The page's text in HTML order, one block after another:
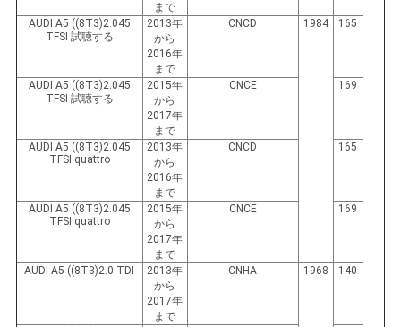
ポ
シ
まで
AUDI A5 ((8T3)2.045
TFSI 試聴する
2013年
から
2016年
まで
CNCD 1984 165
AUDI A5 ((8T3)2.045
TFSI 試聴する
2015年
から
2017年
まで
CNCE 169
AUDI A5 ((8T3)2.045
TFSI quattro
2013年
から
2016年
まで
CNCD 165
AUDI A5 ((8T3)2.045
TFSI quattro
2015年
から
2017年
まで
CNCE 169
AUDI A5 ((8T3)2.0 TDI
2013年
から
2017年
まで
CNHA 1968 140